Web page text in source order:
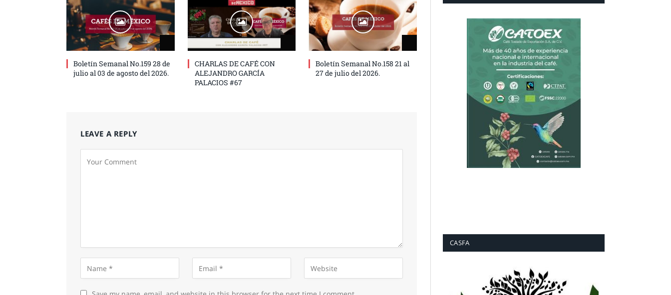
Boletín Semanal No.159 28 de
julio al 03 de agosto del 2026.
CHARLAS DE CAFÉ CON
ALEJANDRO GARCÍA
PALACIOS #67
Boletín Semanal No.158 21 al
27 de julio del 2026.
LEAVE A REPLY
CASFA